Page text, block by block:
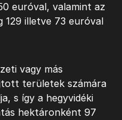
euróval, valamint az
129 illetve 73 euróval
vagy más
területek számára
s így a hegyvidéki
hektáronként 97